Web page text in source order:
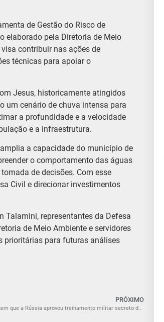
de Gestão do Risco de
elaborado pela Diretoria de Meio
contribuir nas ações de
técnicas para apoiar o
Jesus, historicamente atingidos
um cenário de chuva intensa para
a profundidade e a velocidade
e a infraestrutura.
a capacidade do município de
o comportamento das águas
de decisões. Com esse
Civil e direcionar investimentos
Talamini, representantes da Defesa
de Meio Ambiente e servidores
prioritárias para futuras análises
PRÓXIMO
EXCLUSIVO: Fontes dizem que a Rússia aprovou treinamento militar secreto da China em alto nível